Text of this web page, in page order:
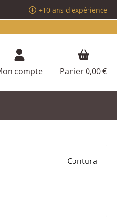
+10 ans d'expérience
avez 0 articles dans votre liste
compte Panier0,00 €
Contura